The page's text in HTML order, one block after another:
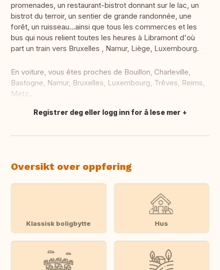
promenades, un restaurant-bistrot donnant sur le lac, un
bistrot du terroir, un sentier de grande randonnée, une
forêt, un ruisseau...ainsi que tous les commerces et les
bus qui nous relient toutes les heures à Libramont d'où
part un train vers Bruxelles , Namur, Liège, Luxembourg.
En voiture, vous êtes proches de Bouillon, Charleville,
Bastogne, Namur, Bruxelles, Luxembourg, Trêves, Reims,
Metz...
Oversett dette
Registrer deg eller logg inn for å lese mer
Oversikt over oppføring
Klassisk boligbytte Hus